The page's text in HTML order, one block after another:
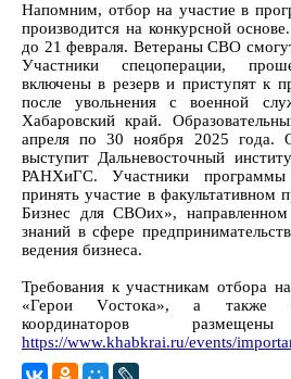
Напомним, отбор на участие в
производится на конкурсной
до 21 февраля. Ветераны СВО
Участники спецоперации,
включены в резерв и приступят к
после увольнения с военной
Хабаровский край.
апреля по 30 ноября 2025 года.
выступит Дальневосточный
РАНХиГС. Участники программы
принять участие в факультативном
Бизнес для СВОих»,
знаний в сфере
ведения бизнеса.
Требования к участникам отбора
«Герои Vостока», а также
координаторов
https://www.khabkrai.ru/events/